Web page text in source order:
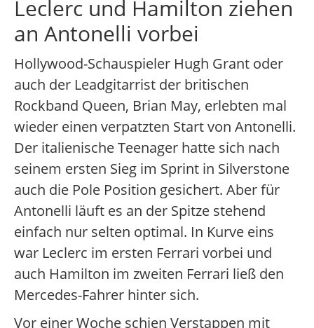
Leclerc und Hamilton ziehen
an Antonelli vorbei
Hollywood-Schauspieler Hugh Grant oder
auch der Leadgitarrist der britischen
Rockband Queen, Brian May, erlebten mal
wieder einen verpatzten Start von Antonelli.
Der italienische Teenager hatte sich nach
seinem ersten Sieg im Sprint in Silverstone
auch die Pole Position gesichert. Aber für
Antonelli läuft es an der Spitze stehend
einfach nur selten optimal. In Kurve eins
war Leclerc im ersten Ferrari vorbei und
auch Hamilton im zweiten Ferrari ließ den
Mercedes-Fahrer hinter sich.
Vor einer Woche schien Verstappen mit